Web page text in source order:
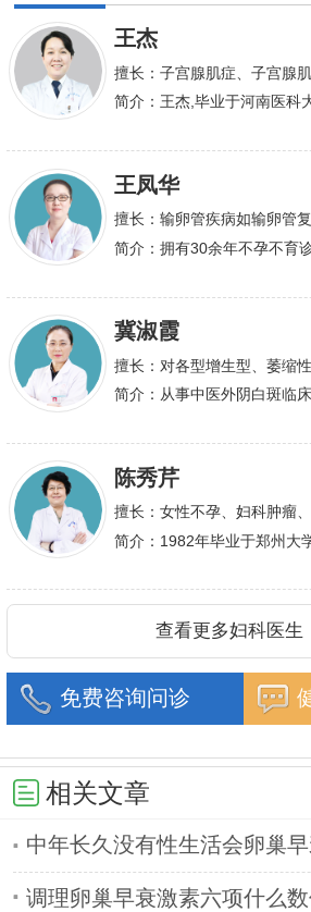
王杰
擅长：子宫腺肌症、子宫腺
膜异位症等,长年致力于妇科
卵管堵塞、输卵管复通、输
不孕及子宫性不孕、多囊卵
简介：王杰,毕业于河南医科
王凤华
擅长：输卵管疾病如输卵管
管积水、输卵管粘连；盆腔
简介：拥有30余年不孕不育
冀淑霞
擅长：对各型增生型、萎缩
白斑的诊治
简介：从事中医外阴白斑临
陈秀芹
擅长：女性不孕、妇科肿瘤
异位症、多囊卵巢等疾病的
简介：1982年毕业于郑州大
查看更多妇科医生
免费咨询问诊
相关文章
中年长久没有性生活会卵巢
调理卵巢早衰激素六项什么